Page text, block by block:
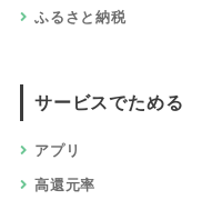
ふるさと納税
サービスでためる
アプリ
高還元率